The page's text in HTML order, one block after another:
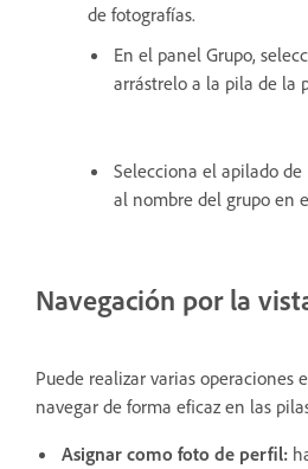
de fotografías.
En el panel Grupo,
arrástrelo a la pila de la
O
Selecciona el apilado
al nombre del grupo en
Navegación por la
Puede realizar varias operaciones
navegar de forma eficaz en las
Asignar como foto de perfil: